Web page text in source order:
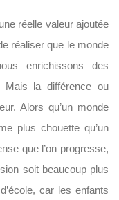
réelle valeur ajoutée
réaliser que le monde
enrichissons des
Mais la différence ou
Alors qu’un monde
plus chouette qu’un
que l’on progresse,
soit beaucoup plus
car les enfants